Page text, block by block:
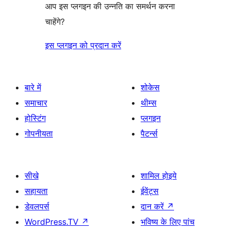
आप इस प्लगइन की उन्नति का समर्थन करना
चाहेंगे?
इस प्लगइन को प्रदान करें
बारे में
समाचार
होस्टिंग
गोपनीयता
शोकेस
थीम्स
प्लगइन
पैटर्न्स
सीखे
सहायता
डेवलपर्स
WordPress.TV ↗
शामिल होइये
ईवेंट्स
दान करें ↗
भविष्य के लिए पांच